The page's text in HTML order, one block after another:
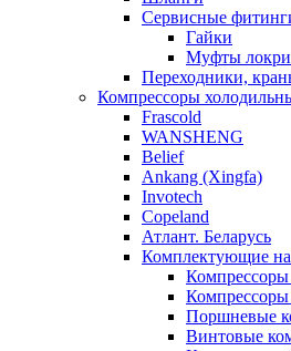
Сервисные
Гайки
Муфты
Переходники,
Компрессоры
Frascold
WANSHENG
Belief
Ankang (Xingfa)
Invotech
Copeland
Атлант. Беларусь
Комплектующие
Компрессоры
Поршневые
Винтовые